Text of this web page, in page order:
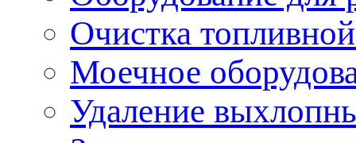
Очистка
Моечное
Удаление